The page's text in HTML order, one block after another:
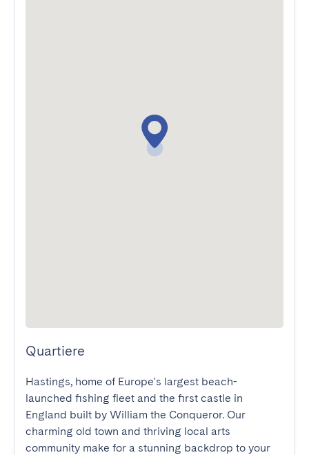
Quartiere
Hastings, home of Europe's largest beach-
launched fishing fleet and the first castle in
England built by William the Conqueror. Our
charming old town and thriving local arts
community make for a stunning backdrop to your